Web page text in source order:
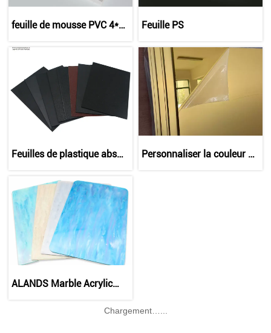
feuille de mousse PVC 4*8
Feuille PS
Feuilles de plastique abs
Personnaliser la couleur de
ALANDS Marble Acrylic
légère avec possibilités deChargement…...